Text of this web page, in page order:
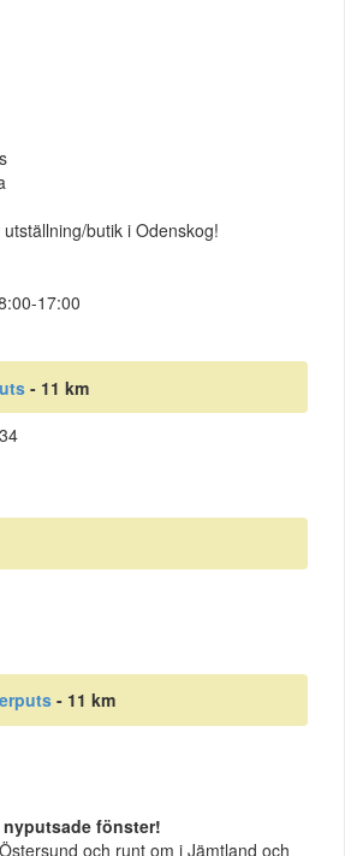
butik i Odenskog!
17:00
- 11 km
- 11 km
fönster!
och runt om i Jämtland och